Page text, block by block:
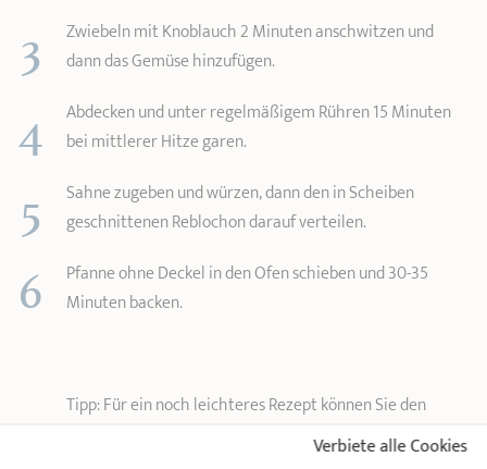
3
Zwiebeln mit Knoblauch 2 Minuten anschwitzen und
dann das Gemüse hinzufügen.
4
Abdecken und unter regelmäßigem Rühren 15 Minuten
bei mittlerer Hitze garen.
5
Sahne zugeben und würzen, dann den in Scheiben
geschnittenen Reblochon darauf verteilen.
6
Pfanne ohne Deckel in den Ofen schieben und 30-35
Minuten backen.
Tipp: Für ein noch leichteres Rezept können Sie den
Reblochon durch Cancoillotte ersetzen.Verbiete alle Cookies